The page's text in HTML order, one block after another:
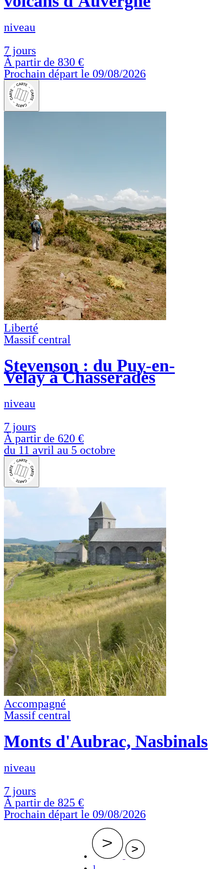
niveau
7 jours
À partir de 830 €
Prochain départ le 09/08/2026
Liberté
Massif central
Stevenson : du Puy-en-
Velay à Chasseradès
niveau
7 jours
À partir de 620 €
du 11 avril au 5 octobre
Accompagné
Massif central
Monts d'Aubrac, Nasbinals
niveau
7 jours
À partir de 825 €
Prochain départ le 09/08/2026